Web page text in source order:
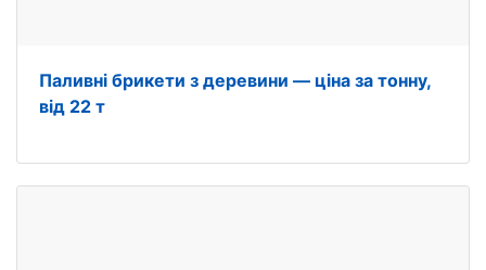
Паливні брикети з деревини — ціна за тонну,
від 22 т